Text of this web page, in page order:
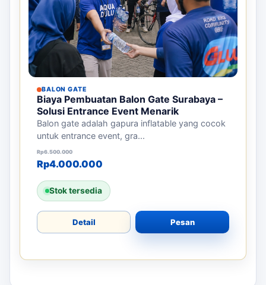
BALON GATE
Biaya Pembuatan Balon Gate Surabaya –
Solusi Entrance Event Menarik
Balon gate adalah gapura inflatable yang cocok
untuk entrance event, gra...
Rp6.500.000
Harga aslinya adalah: Rp6.500.000.
Rp4.000.000
Harga saat ini adalah: Rp4.000.000.
Stok tersedia
Detail Pesan